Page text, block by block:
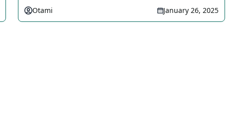
Otami January 26, 2025